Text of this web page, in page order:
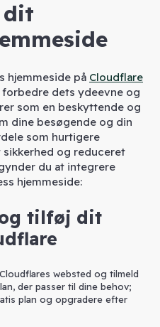
dit
hjemmeside på Cloudflare
dets ydeevne og
som en beskyttende og
dine besøgende og din
som hurtigere
og reduceret
du at integrere
hjemmeside:
tilføj dit
websted og tilmeld
der passer til dine behov;
plan og opgradere efter